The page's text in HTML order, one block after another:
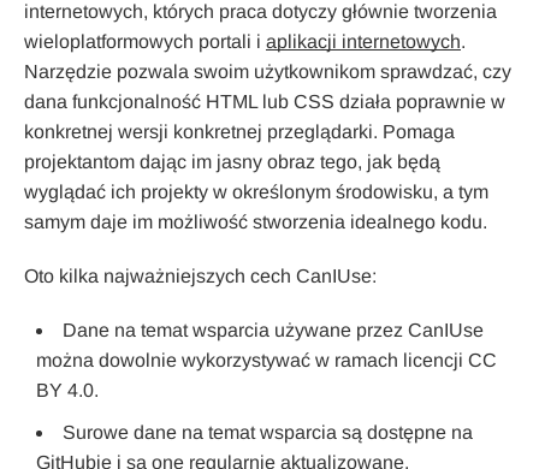
internetowych, których praca dotyczy głównie tworzenia
wieloplatformowych portali i aplikacji internetowych.
Narzędzie pozwala swoim użytkownikom sprawdzać, czy
dana funkcjonalność HTML lub CSS działa poprawnie w
konkretnej wersji konkretnej przeglądarki. Pomaga
projektantom dając im jasny obraz tego, jak będą
wyglądać ich projekty w określonym środowisku, a tym
samym daje im możliwość stworzenia idealnego kodu.
Oto kilka najważniejszych cech CanIUse:
Dane na temat wsparcia używane przez CanIUse
można dowolnie wykorzystywać w ramach licencji CC
BY 4.0.
Surowe dane na temat wsparcia są dostępne na
GitHubie i są one regularnie aktualizowane.